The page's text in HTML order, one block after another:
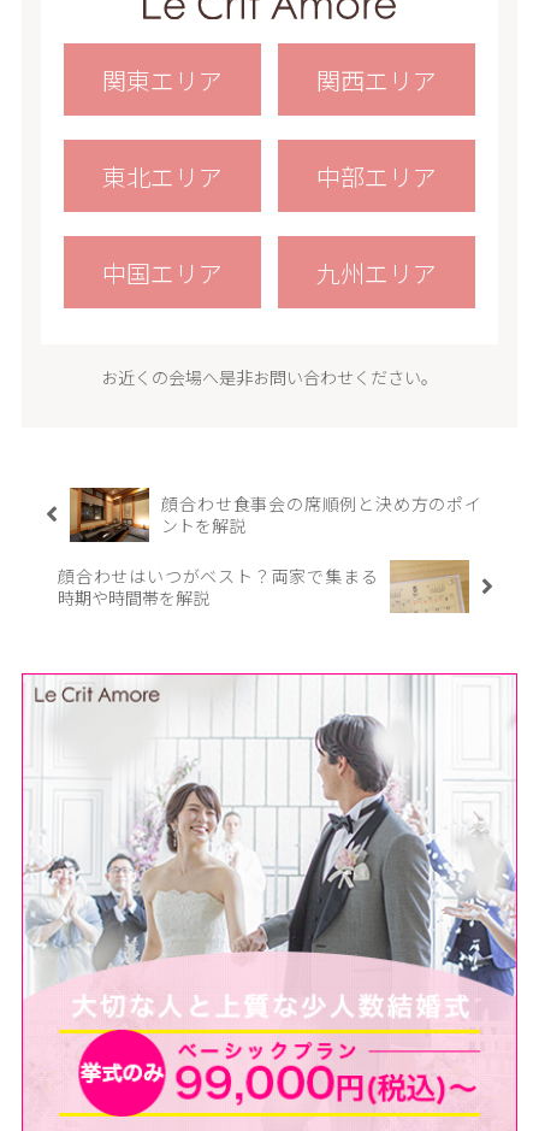
関東エリア 関西エリア
東北エリア 中部エリア
中国エリア 九州エリア
お近くの会場へ是非お問い合わせください。
顔合わせ食事会の席順例と決め方のポイ
ントを解説
顔合わせはいつがベスト？両家で集まる
時期や時間帯を解説